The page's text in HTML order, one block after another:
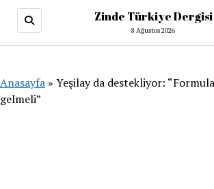
Zinde Türkiye Dergisi
8 Ağustos 2026
Anasayfa » Yeşilay da destekliyor: “Formula
gelmeli”